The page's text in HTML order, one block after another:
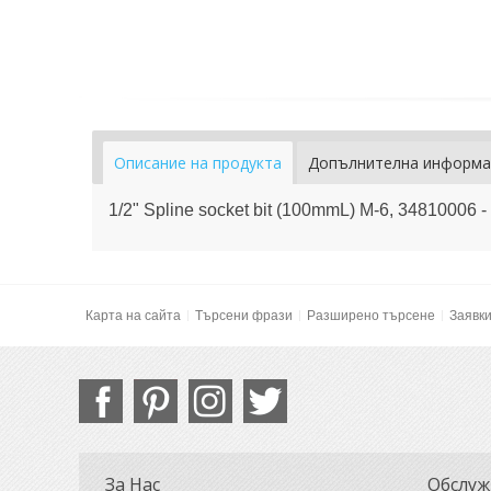
Описание на продукта Допълнителна
1/2" Spline socket bit (100mmL) M-6, 34810006
Карта на сайта Търсени фрази Разширено търсене
За Нас